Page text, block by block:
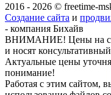
2016 - 2026 © freetime-
Создание сайта и
- компания Бихайв
ВНИМАНИЕ! Цены на
и носят
Актуальные цены
понимание!
Работая с этим сайтом,